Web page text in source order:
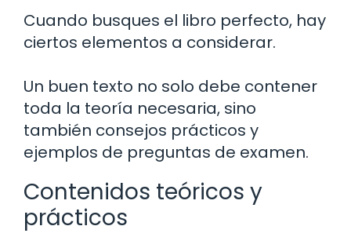
Cuando busques el libro perfecto, hay
ciertos elementos a considerar.
Un buen texto no solo debe contener
toda la teoría necesaria, sino
también consejos prácticos y
ejemplos de preguntas de examen.
Contenidos teóricos y
prácticos